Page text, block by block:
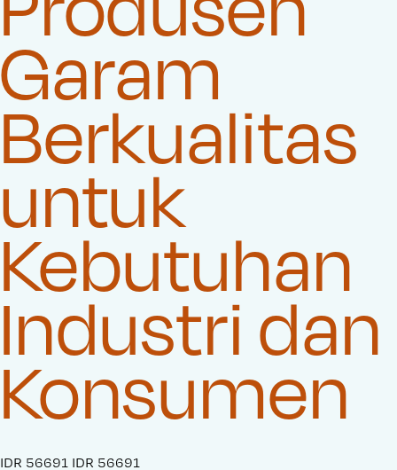
Garam
Berkualitas
untuk
Kebutuhan
Industri dan
Konsumen
S
IDR 56691 O
IDR 56691